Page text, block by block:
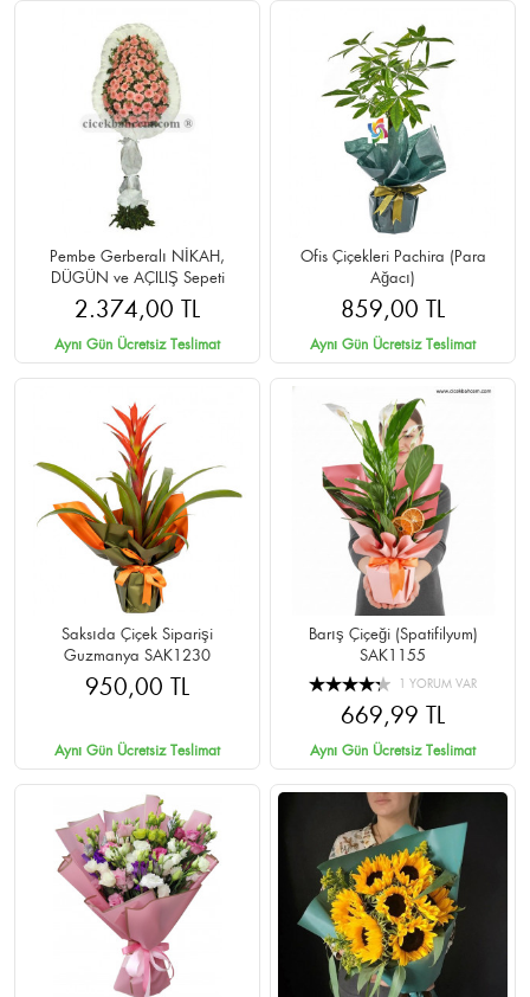
Pembe Gerberalı NİKAH,
DÜGÜN ve AÇILIŞ Sepeti
2.374,00 TL
Aynı Gün Ücretsiz Teslimat
Ofis Çiçekleri Pachira (Para
Ağacı)
859,00 TL
Aynı Gün Ücretsiz Teslimat
Saksıda Çiçek Siparişi
Guzmanya SAK1230
950,00 TL
Aynı Gün Ücretsiz Teslimat
Barış Çiçeği (Spatifilyum)
SAK1155
1 YORUM VAR
669,99 TL
Aynı Gün Ücretsiz Teslimat